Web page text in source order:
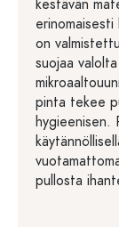
kestävän
on
suojaa
pinta tekee
hygieenisen.
pullosta